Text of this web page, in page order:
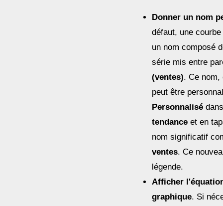
Donner un nom
défaut, une
un nom composé
série mis entre
(ventes). Ce nom,
peut être
Personnalisé
tendance et en
nom significatif
ventes. Ce
légende.
Afficher
graphique. Si